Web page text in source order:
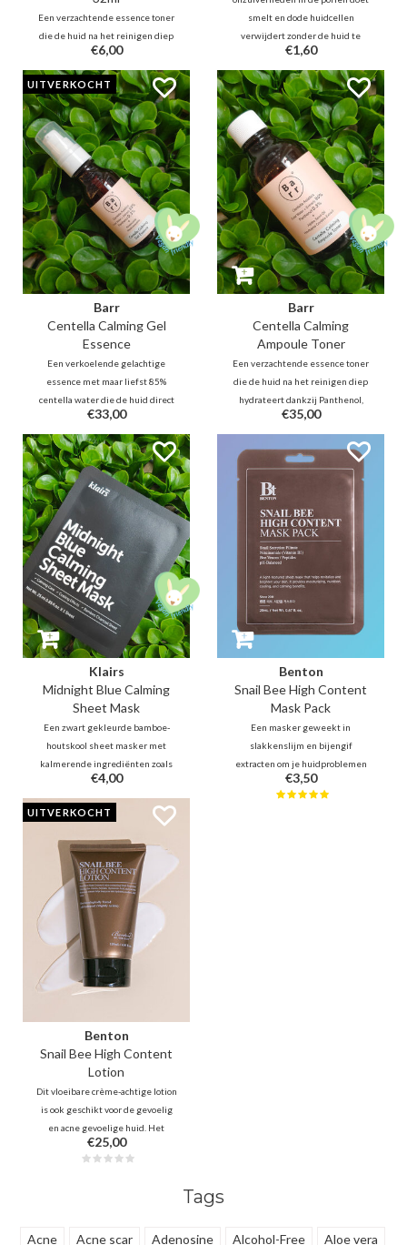
Een verzachtende essence toner
die de huid na het reinigen diep
hydrateert dankzij Panthenol,
Jojoba, Ceramide, Hyaluron.
Daarnaast is deze fles gevuld met
maar liefst 80% kalmerende en
huidherstellende Centella
Asiatica en Houttuynia Cordata.
€6,00
smelt en dode huidcellen
verwijdert zonder de huid te
irriteren, uit te drogen en te
beschadigen. Naast
poriënzuiverend en
ontstekingsremmend BHA en
wilgenbast bevat het ook
kalmerende Centella.
€1,60
UITVERKOCHT
Barr
Centella Calming Gel
Essence
Een verkoelende gelachtige
essence met maar liefst 85%
centella water die de huid direct
kan kalmeren en hydrateren. De
formule vermindert roodheid en
opflakkeringen voor de onrustige,
geïrriteerde huid en bevordert
huidherstel.
€33,00
Barr
Centella Calming
Ampoule Toner
Een verzachtende essence toner
die de huid na het reinigen diep
hydrateert dankzij Panthenol,
Jojoba, Ceramide, Hyaluron.
Daarnaast is deze fles gevuld met
maar liefst 80% kalmerende en
huidherstellende Centella
Asiatica en Houttuynia Cordata.
€35,00
Klairs
Midnight Blue Calming
Sheet Mask
Een zwart gekleurde bamboe-
houtskool sheet masker met
kalmerende ingrediënten zoals
wilgenschors, zoethout, Tea Tree
en Centella Asiatica. Dit masker
bestaat uit 2 delen en maakt het
op gezicht.
€4,00
Benton
Snail Bee High Content
Mask Pack
Een masker geweekt in
slakkenslijm en bijengif
extracten om je huidproblemen
diep aan te pakken. Het voedt,
verzacht en herstelt, voor een
€3,50
UITVERKOCHT
Benton
Snail Bee High Content
Lotion
Dit vloeibare crème-achtige lotion
is ook geschikt voor de gevoelig
en acne gevoelige huid. Het
voedt, beschermt de huid, geeft
vitaliteit, verbetert de
verstevigen.
€25,00
Tags
Acne Acne scar Adenosine Alcohol-Free Aloe vera